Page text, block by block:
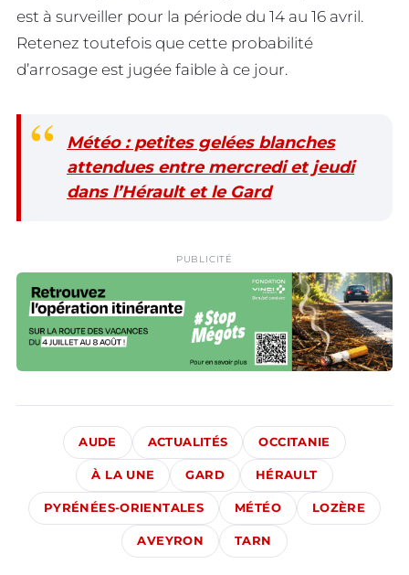
est à surveiller pour la période du 14 au 16 avril.
Retenez toutefois que cette probabilité
d’arrosage est jugée faible à ce jour.
Météo : petites gelées blanches
attendues entre mercredi et jeudi
dans l’Hérault et le Gard
PUBLICITÉ
AUDE ACTUALITÉS OCCITANIE
À LA UNE GARD HÉRAULT
PYRÉNÉES-ORIENTALES MÉTÉO LOZÈRE
AVEYRON TARN